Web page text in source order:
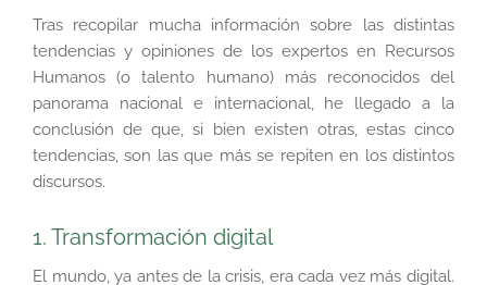
Tras recopilar mucha información sobre las distintas
tendencias y opiniones de los expertos en Recursos
Humanos (o talento humano) más reconocidos del
panorama nacional e internacional, he llegado a la
conclusión de que, si bien existen otras, estas cinco
tendencias, son las que más se repiten en los distintos
discursos.
1. Transformación digital
El mundo, ya antes de la crisis, era cada vez más digital.